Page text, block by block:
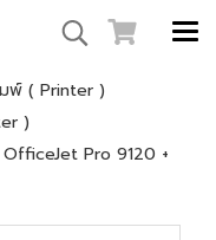
พ์ ( Printer )
)
Pro 9120 +